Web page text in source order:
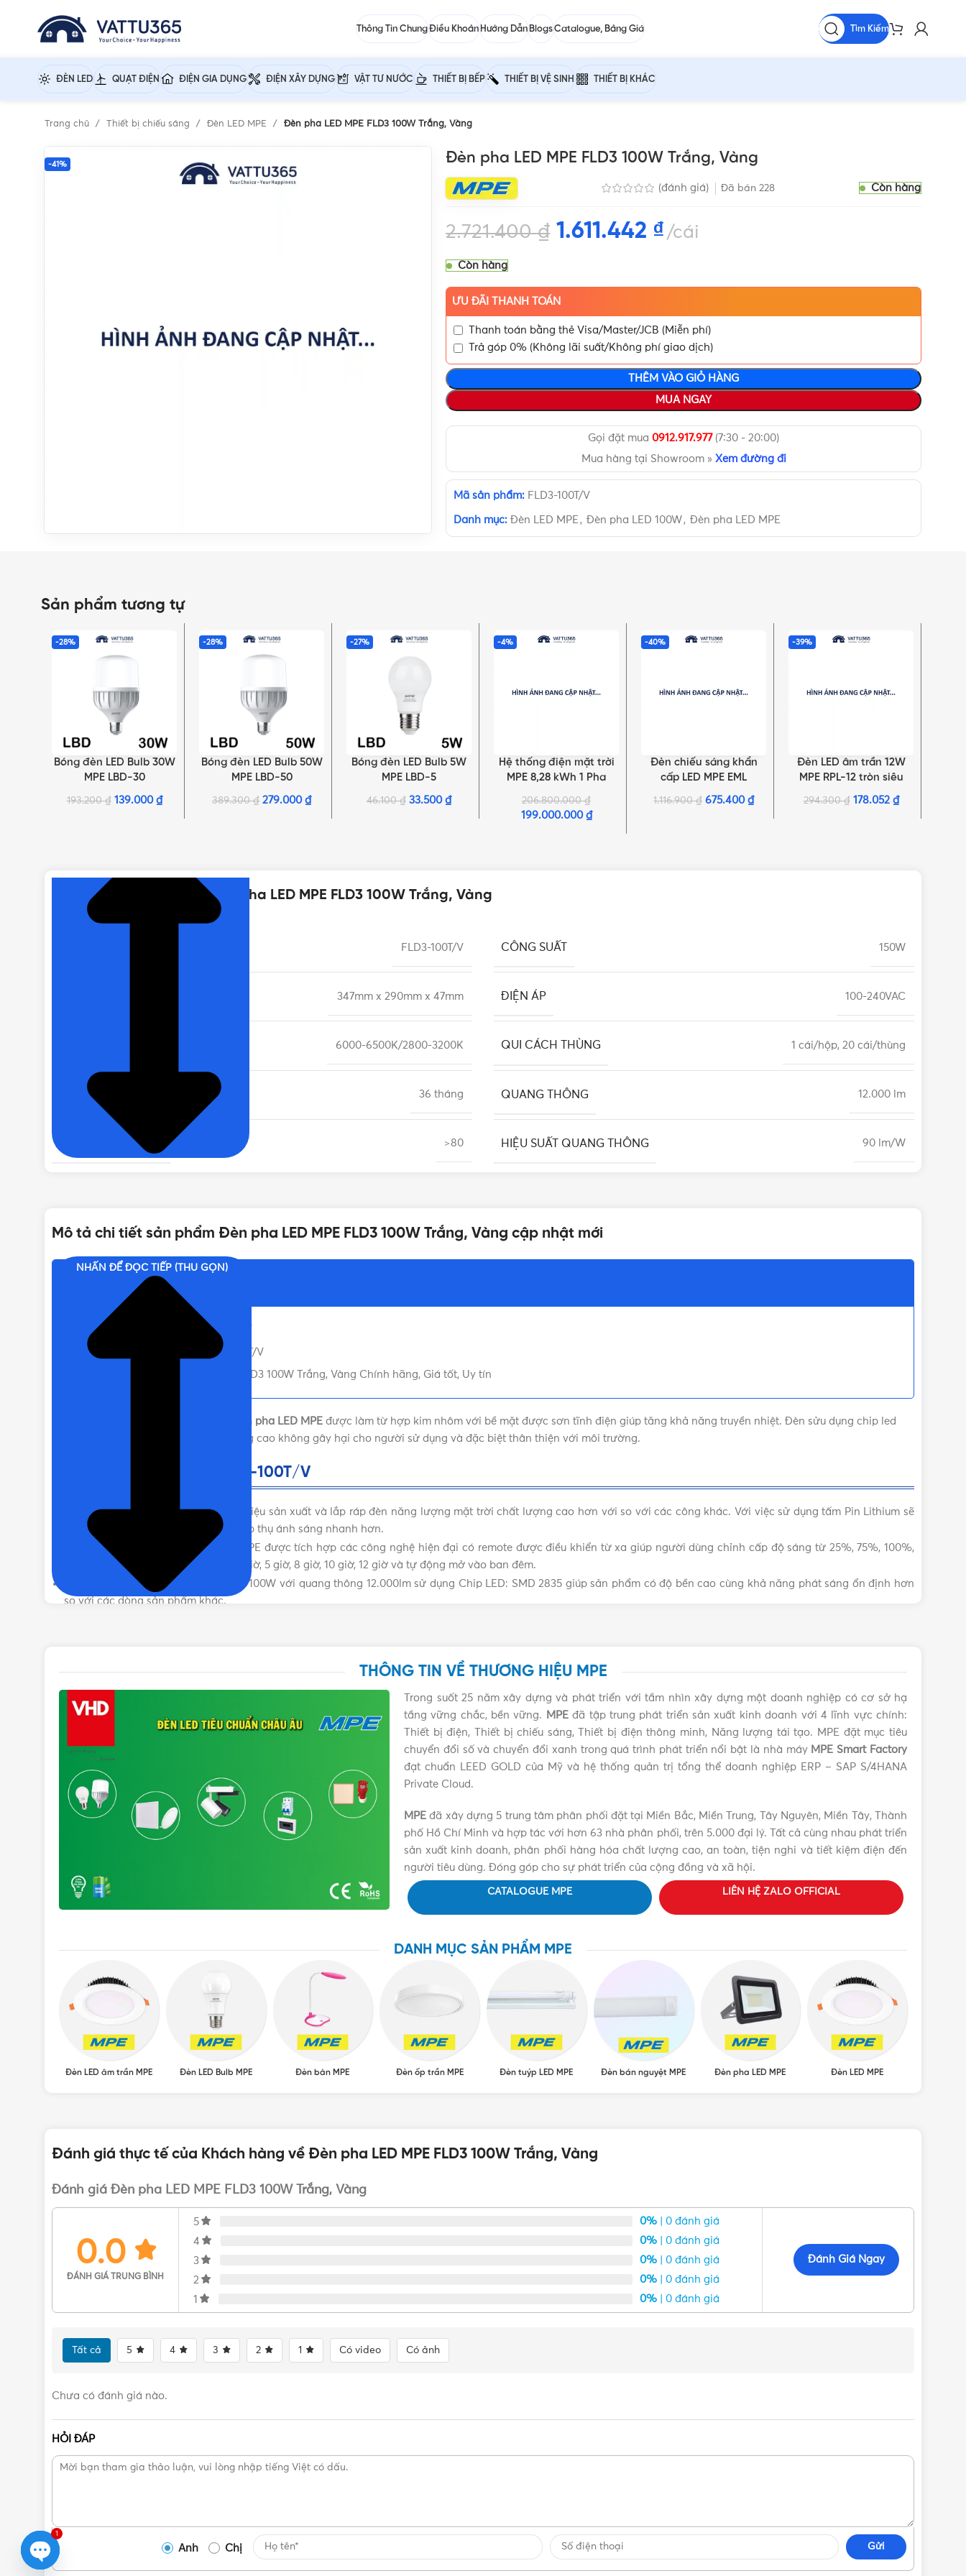
Thông Tin ChungĐiều Khoản Hướng Dẫn BlogsCatalogue, Bảng Giá Tìm Kiếm
ĐÈN LED QUẠT ĐIỆN ĐIỆN GIA DỤNG ĐIỆN XÂY DỰNG VẬT TƯ NƯỚC THIẾT BỊ BẾP THIẾT BỊ VỆ SINH THIẾT BỊ KHÁC
Trang chủ Thiết bị chiếu sáng Đèn LED MPE Đèn pha LED MPE FLD3 100W Trắng, Vàng
-41% Đèn pha LED MPE FLD3 100W Trắng, Vàng
(đánh giá) Đã bán 228 Còn hàng
2.721.400₫ 1.611.442 ₫ cái
Còn hàng
ƯU ĐÃI THANH TOÁN
Thanh toán bằng thẻ Visa/Master/JCB (Miễn phí)
Trả góp 0% (Không lãi suất/Không phí giao dịch)
THÊM VÀO GIỎ HÀNG
MUA NGAY
Gọi đặt mua 0912.917.977(7:30 - 20:00)
Mua hàng tại Showroom » Xem đường đi
Mã sản phẩm: FLD3-100T/V
Danh mục: Đèn LED MPE, Đèn pha LED 100W, Đèn pha LED MPE
Sản phẩm tương tự
-28%
LỰA CHỌN TÙY CHỌN
Bóng đèn LED Bulb 30W
MPE LBD-30
193.200₫ 139.000 ₫
-28%
LỰA CHỌN TÙY CHỌN
Bóng đèn LED Bulb 50W
MPE LBD-50
389.300₫ 279.000 ₫
-27%
LỰA CHỌN TÙY CHỌN
Bóng đèn LED Bulb 5W
MPE LBD-5
46.100₫ 33.500 ₫
-4%
THÊM VÀO GIỎ HÀNG
Hệ thống điện mặt trời
MPE 8,28 kWh 1 Pha
206.800.000₫
199.000.000 ₫
-40%
THÊM VÀO GIỎ HÀNG
Đèn chiếu sáng khẩn
cấp LED MPE EML
1.116.900₫ 675.400 ₫
-39%
THÊM VÀO GIỎ HÀNG
Đèn LED âm trần 12W
MPE RPL-12 tròn siêu
mỏng
294.300₫ 178.052 ₫
Thông số kỹ thuật của Đèn pha LED MPE FLD3 100W Trắng, Vàng
FLD3-100T/V CÔNG SUẤT 150W
347mm x 290mm x 47mm ĐIỆN ÁP 100-240VAC
6000-6500K/2800-3200K QUI CÁCH THÙNG 1 cái/hộp, 20 cái/thùng
BẢO HÀNH 36 tháng QUANG THÔNG 12.000 lm
CHỈ SỐ HOÀN MÀU >80 HIỆU SUẤT QUANG THÔNG 90 lm/W
Mô tả chi tiết sản phẩm Đèn pha LED MPE FLD3 100W Trắng, Vàng cập nhật mới
Nội dung chính
Thông tin về đèn LED FLD3-100T/V
Ưu điểm của MPE 100W FLD3-100T/V
Liên hệ mua Đèn pha LED MPE FLD3 100W Trắng, Vàng Chính hãng, Giá tốt, Uy tín
đèn pha LED MPE được làm từ hợp kim nhôm với bề mặt được sơn tĩnh điện giúp tăng khả năng truyền nhiệt. Đèn sửu dụng chip led
cao cấp cho hiệu suất quang chất lượng cao không gây hại cho người sử dụng và đặc biệt thân thiện với môi trường.
Thông tin về đèn LED FLD3-100T/V
là là một trong những thương hiệu sản xuất và lắp ráp đèn năng lượng mặt trời chất lượng cao hơn với so với các công khác. Với việc sử dụng tấm Pin Lithium sẽ
giúp cho đền có công suất cao và hấp thụ ánh sáng nhanh hơn.
Các dòng sản phẩm đèn pha LED MPE được tích hợp các công nghệ hiện đại có remote được điều khiển từ xa giúp người dùng chỉnh cấp độ sáng từ 25%, 75%, 100%,
chế độ hẹn giờ vô cùng tiện lợi từ 3 giờ, 5 giờ, 8 giờ, 10 giờ, 12 giờ và tự động mở vào ban đêm.
Đèn LED FLD3-100T/Vđạt công suất 100W với quang thông 12.000lm sử dụng Chip LED: SMD 2835 giúp sản phẩm có độ bền cao cùng khả năng phát sáng ổn định hơn
so với các dòng sản phẩm khác.
Đêin áp sử dụng 100-240VAC cho ánh sáng, công suất cố định, không thay đổi khi điện lưới thay đổi. Ánh sáng ổn định, tỏa đều ra không gian xung quanh.
Không gây nhiễu cho các sản phẩm điện tử khác đồng thời không bị ảnh hưởng bởi nhiễu từ các thiết bị điện tử trong quá trình sử dụng
Ưu điểm của MPE 100W FLD3-100T/V
PCB làm bằng nhôm dẫn nhiệt cao, cách điện 100%
Vòng đai và dây cáp bằng chất liệu cao su bảo vệ môi trường, chống chịu tốt các tác động của thời tiết
Driver có độ bền, ổn định cao
Giá đỡ sắt chịu lực cao, bề mặt sơn tĩnh điện
Đèn LED Pha FLD3 phù hợp lắp đặt trong không gian: sân vườn, tòa nhà, nhà xưởng, công ty
NHẤN ĐỂ ĐỌC TIẾP (THU GỌN)
THÔNG TIN VỀ THƯƠNG HIỆU MPE
Trong suốt 25 năm xây dựng và phát triển với tầm nhìn xây dựng một doanh nghiệp có cơ sở hạ
tầng vững chắc, bền vững.
MPEđã tập trung phát triển sản xuất kinh doanh với 4 lĩnh vực chính:
Thiết bị điện, Thiết bị chiếu sáng, Thiết bị điện thông minh, Năng lượng tái tạo. MPE đặt mục tiêu
chuyển đổi số và chuyển đổi xanh trong quá trình phát triển nổi bật là nhà máy MPE Smart Factory
đạt chuẩn LEED GOLD của Mỹ và hệ thống quản trị tổng thể doanh nghiệp ERP – SAP S/4HANA
Private Cloud.
MPE đã xây dựng 5 trung tâm phân phối đặt tại Miền Bắc, Miền Trung, Tây Nguyên, Miền Tây, Thành
phố Hồ Chí Minh và hợp tác với hơn 63 nhà phân phối, trên 5.000 đại lý. Tất cả cùng nhau phát triển
sản xuất kinh doanh, phân phối hàng hóa chất lượng cao, an toàn, tiện nghi và tiết kiệm điện đến
người tiêu dùng. Đóng góp cho sự phát triển của cộng đồng và xã hội.
CATALOGUE MPE LIÊN HỆ ZALO OFFICIAL
DANH MỤC SẢN PHẨM MPE
Đèn LED âm trần MPE Đèn LED Bulb MPE Đèn bàn MPE Đèn ốp trần MPE Đèn tuýp LED MPE Đèn bán nguyệt MPE Đèn pha LED MPE Đèn LED MPE
Đánh giá thực tế của Khách hàng về Đèn pha LED MPE FLD3 100W Trắng, Vàng
Đánh giá Đèn pha LED MPE FLD3 100W Trắng, Vàng
0.0
ĐÁNH GIÁ TRUNG BÌNH
5 0% | 0 đánh giá
4
0% | 0 đánh giá
3
0% | 0 đánh giá
2
0% | 0 đánh giá
1
0% | 0 đánh giá
Đánh Giá Ngay
Tất cả 5 4 3 2 1 Có video Có ảnh
Chưa có đánh giá nào.
HỎI ĐÁP
Anh Chị Gửi
1